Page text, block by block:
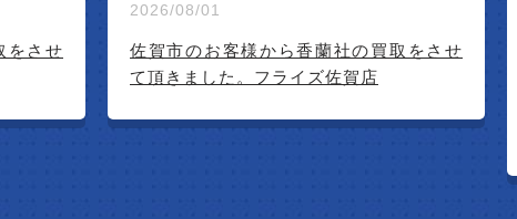
をさせ
2026/07/23
鳥栖市内のお客様より深川製磁(茶器揃)買
プフライズ鳥栖店